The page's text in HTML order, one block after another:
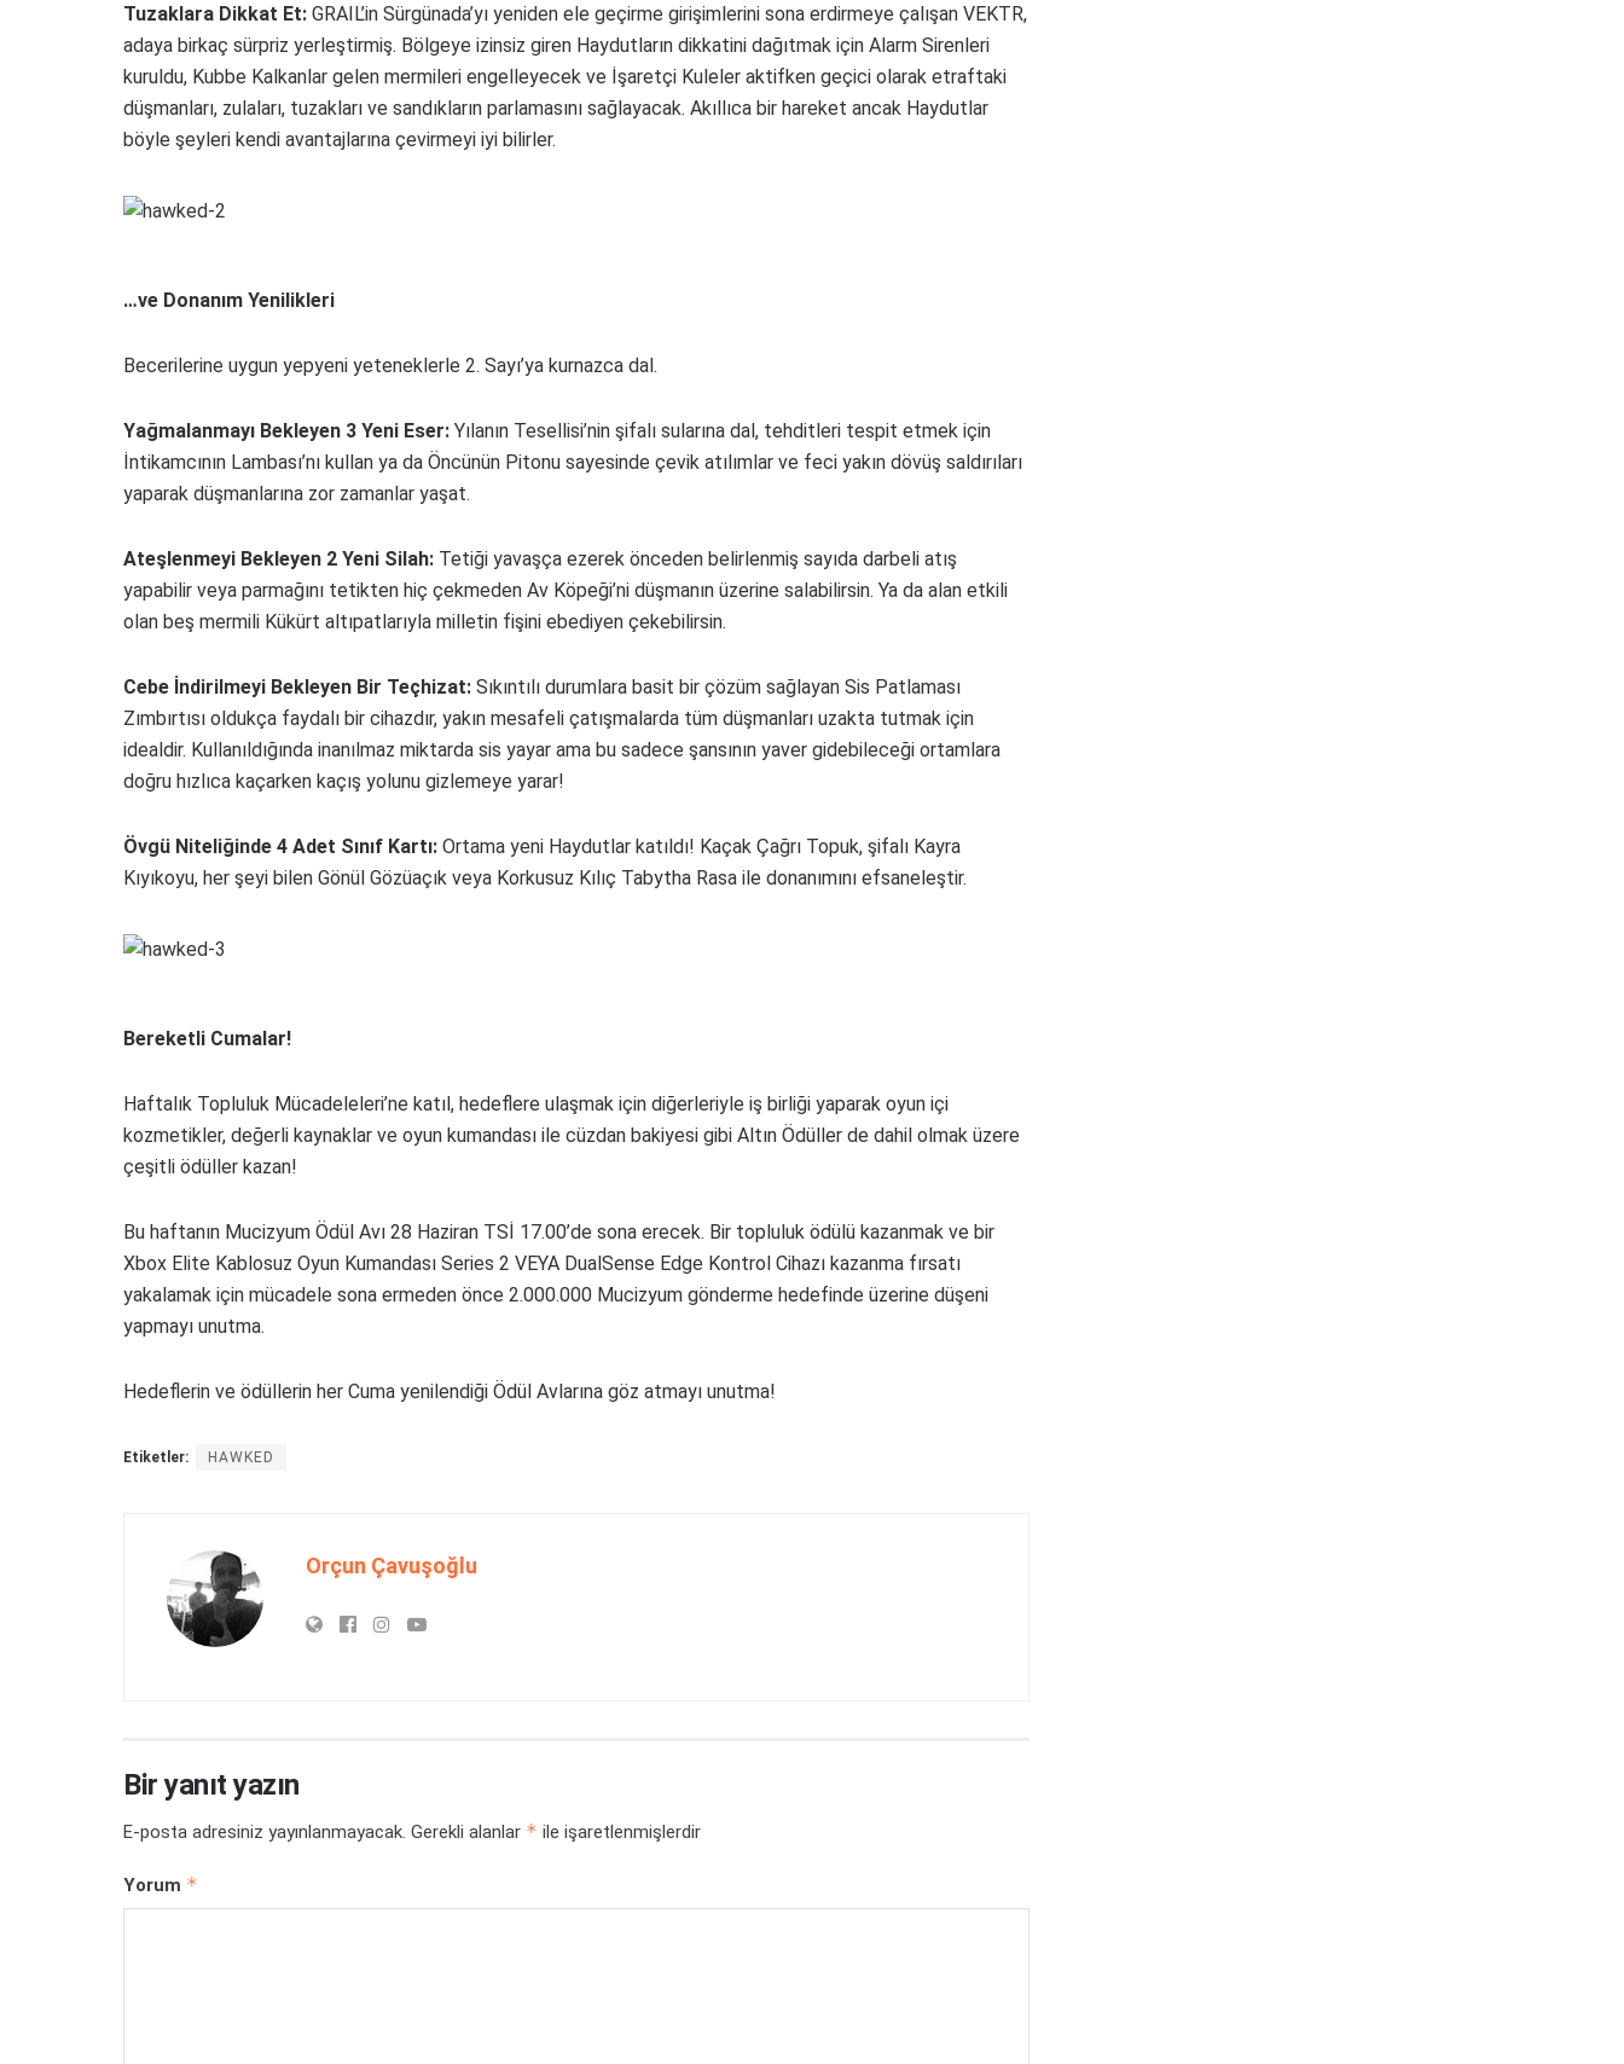
Tuzaklara Dikkat Et: GRAIL’in Sürgünada’yı yeniden ele geçirme girişimlerini sona erdirmeye çalışan VEKTR,
adaya birkaç sürpriz yerleştirmiş. Bölgeye izinsiz giren Haydutların dikkatini dağıtmak için Alarm Sirenleri
kuruldu, Kubbe Kalkanlar gelen mermileri engelleyecek ve İşaretçi Kuleler aktifken geçici olarak etraftaki
düşmanları, zulaları, tuzakları ve sandıkların parlamasını sağlayacak. Akıllıca bir hareket ancak Haydutlar
böyle şeyleri kendi avantajlarına çevirmeyi iyi bilirler.
…ve Donanım Yenilikleri
Becerilerine uygun yepyeni yeteneklerle 2. Sayı’ya kurnazca dal.
Yağmalanmayı Bekleyen 3 Yeni Eser: Yılanın Tesellisi’nin şifalı sularına dal, tehditleri tespit etmek için
İntikamcının Lambası’nı kullan ya da Öncünün Pitonu sayesinde çevik atılımlar ve feci yakın dövüş saldırıları
yaparak düşmanlarına zor zamanlar yaşat.
Ateşlenmeyi Bekleyen 2 Yeni Silah: Tetiği yavaşça ezerek önceden belirlenmiş sayıda darbeli atış
yapabilir veya parmağını tetikten hiç çekmeden Av Köpeği’ni düşmanın üzerine salabilirsin. Ya da alan etkili
olan beş mermili Kükürt altıpatlarıyla milletin fişini ebediyen çekebilirsin.
Cebe İndirilmeyi Bekleyen Bir Teçhizat: Sıkıntılı durumlara basit bir çözüm sağlayan Sis Patlaması
Zımbırtısı oldukça faydalı bir cihazdır, yakın mesafeli çatışmalarda tüm düşmanları uzakta tutmak için
idealdir. Kullanıldığında inanılmaz miktarda sis yayar ama bu sadece şansının yaver gidebileceği ortamlara
doğru hızlıca kaçarken kaçış yolunu gizlemeye yarar!
Övgü Niteliğinde 4 Adet Sınıf Kartı: Ortama yeni Haydutlar katıldı! Kaçak Çağrı Topuk, şifalı Kayra
Kıyıkoyu, her şeyi bilen Gönül Gözüaçık veya Korkusuz Kılıç Tabytha Rasa ile donanımını efsaneleştir.
Bereketli Cumalar!
Haftalık Topluluk Mücadeleleri’ne katıl, hedeflere ulaşmak için diğerleriyle iş birliği yaparak oyun içi
kozmetikler, değerli kaynaklar ve oyun kumandası ile cüzdan bakiyesi gibi Altın Ödüller de dahil olmak üzere
çeşitli ödüller kazan!
Bu haftanın Mucizyum Ödül Avı 28 Haziran TSİ 17.00’de sona erecek. Bir topluluk ödülü kazanmak ve bir
Xbox Elite Kablosuz Oyun Kumandası Series 2 VEYA DualSense Edge Kontrol Cihazı kazanma fırsatı
yakalamak için mücadele sona ermeden önce 2.000.000 Mucizyum gönderme hedefinde üzerine düşeni
yapmayı unutma.
Hedeflerin ve ödüllerin her Cuma yenilendiği Ödül Avlarına göz atmayı unutma!
Etiketler: HAWKED
Orçun Çavuşoğlu
Bir yanıt yazın
E-posta adresiniz yayınlanmayacak. Gerekli alanlar * ile işaretlenmişlerdir
Yorum *